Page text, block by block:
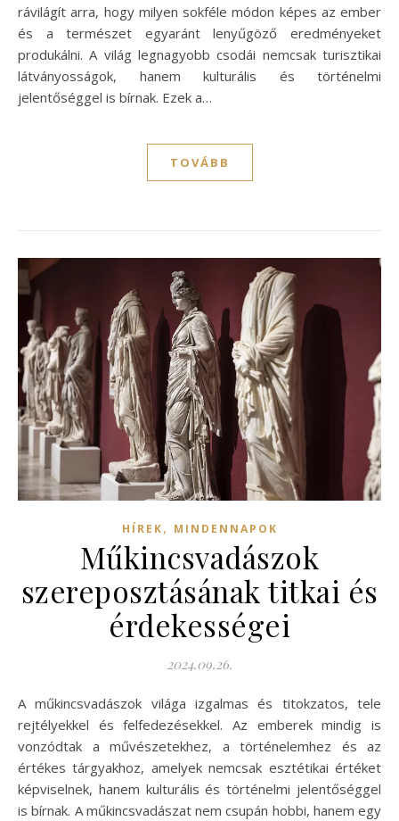
rávilágít arra, hogy milyen sokféle módon képes az ember
és a természet egyaránt lenyűgöző eredményeket
produkálni. A világ legnagyobb csodái nemcsak turisztikai
látványosságok, hanem kulturális és történelmi
jelentőséggel is bírnak. Ezek a…
TOVÁBB
HÍREK, MINDENNAPOK
Műkincsvadászok
szereposztásának titkai és
érdekességei
2024.09.26.
A műkincsvadászok világa izgalmas és titokzatos, tele
rejtélyekkel és felfedezésekkel. Az emberek mindig is
vonzódtak a művészetekhez, a történelemhez és az
értékes tárgyakhoz, amelyek nemcsak esztétikai értéket
képviselnek, hanem kulturális és történelmi jelentőséggel
is bírnak. A műkincsvadászat nem csupán hobbi, hanem egy